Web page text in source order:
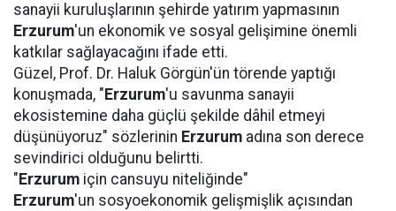
sanayii kuruluşlarının şehirde yatırım yapmasının
Erzurum'un ekonomik ve sosyal gelişimine önemli
katkılar sağlayacağını ifade etti.
Güzel, Prof. Dr. Haluk Görgün'ün törende yaptığı
konuşmada, " Erzurum'u savunma sanayii
ekosistemine daha güçlü şekilde dâhil etmeyi
düşünüyoruz" sözlerinin Erzurum adına son derece
sevindirici olduğunu belirtti.
" Erzurum için cansuyu niteliğinde"
Erzurum'un sosyoekonomik gelişmişlik açısından